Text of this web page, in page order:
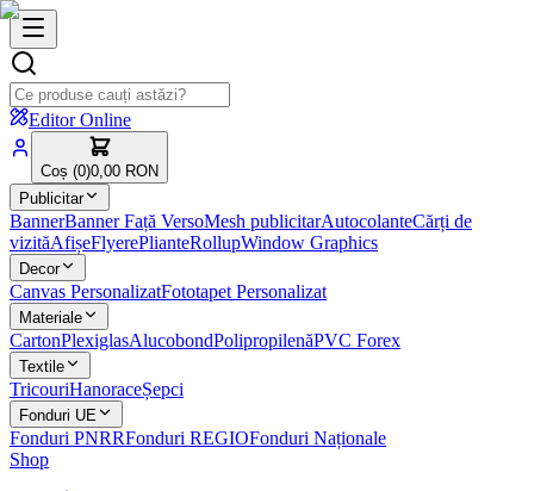
Editor Online
Coș (0)0,00 RON
Publicitar
BannerBanner Față VersoMesh publicitarAutocolanteCărți de
vizităAfișeFlyerePlianteRollupWindow Graphics
Decor
Canvas PersonalizatFototapet Personalizat
Materiale
CartonPlexiglasAlucobondPolipropilenăPVC Forex
Textile
TricouriHanoraceȘepci
Fonduri UE
Fonduri PNRRFonduri REGIOFonduri Naționale
Shop